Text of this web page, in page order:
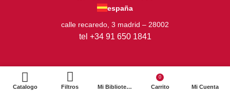
españa
calle recaredo, 3 madrid – 28002
tel +34 91 650 1841
Catalogo Filtros Mi Biblioteca
0
Carrito Mi Cuenta